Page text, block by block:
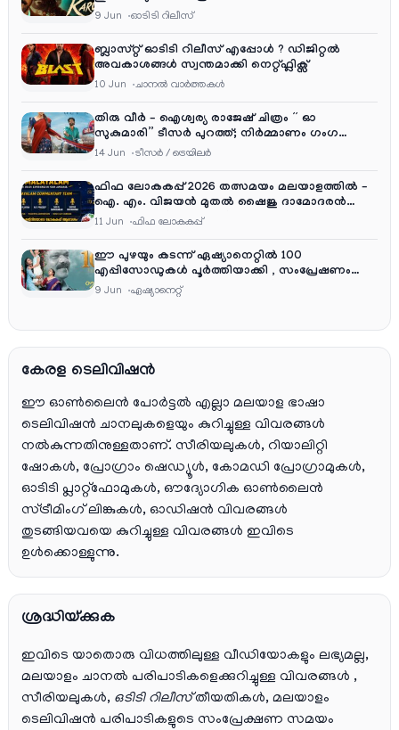
9 Jun ഓടിടി റിലീസ്
ബ്ലാസ്റ്റ് ഓടിടി റിലീസ് എപ്പോൾ ? ഡിജിറ്റൽ
അവകാശങ്ങൾ സ്വന്തമാക്കി നെറ്റ്ഫ്ലിക്സ്
10 Jun ചാനല്‍ വാര്‍ത്തകള്‍
തിരു വീർ – ഐശ്വര്യ രാജേഷ് ചിത്രം ” ഓ
സുകുമാരി” ടീസർ പുറത്ത്; നിർമ്മാണം ഗംഗ
എന്റർടൈൻമെന്റ്‌സ്
14 Jun ടീസര്‍ / ട്രെയിലര്‍
ഫിഫ ലോകകപ്പ് 2026 തത്സമയം മലയാളത്തിൽ –
ഐ. എം. വിജയൻ മുതൽ ഷൈജു ദാമോദരൻ
വരെ കമന്ററി സംഘത്തിൽ
11 Jun ഫിഫ ലോകകപ്പ്
ഈ പുഴയും കടന്ന് ഏഷ്യാനെറ്റിൽ 100
എപ്പിസോഡുകൾ പൂർത്തിയാക്കി , സംപ്രേഷണം
തിങ്കൾ മുതൽ വെള്ളി വരെ രാത്രി 9:30 ന്
9 Jun ഏഷ്യാനെറ്റ്‌
കേരള ടെലിവിഷൻ
ഈ ഓൺലൈൻ പോർട്ടൽ എല്ലാ മലയാള ഭാഷാ
ടെലിവിഷൻ ചാനലുകളെയും കുറിച്ചുള്ള വിവരങ്ങൾ
നൽകുന്നതിനുള്ളതാണ്. സീരിയലുകൾ, റിയാലിറ്റി
ഷോകൾ, പ്രോഗ്രാം ഷെഡ്യൂൾ, കോമഡി പ്രോഗ്രാമുകൾ,
ഓടിടി പ്ലാറ്റ്‌ഫോമുകൾ, ഔദ്യോഗിക ഓൺലൈൻ
സ്ട്രീമിംഗ് ലിങ്കുകൾ, ഓഡിഷൻ വിവരങ്ങൾ
തുടങ്ങിയവയെ കുറിച്ചുള്ള വിവരങ്ങൾ ഇവിടെ
ഉൾക്കൊള്ളുന്നു.
ശ്രദ്ധിയ്ക്കുക
ഇവിടെ യാതൊരു വിധത്തിലുള്ള വീഡിയോകളും ലഭ്യമല്ല,
മലയാളം ചാനല്‍ പരിപാടികളെക്കുറിച്ചുള്ള വിവരങ്ങള്‍ ,
സീരിയലുകള്‍, ഒടിടി റിലീസ്തീയതികള്‍, മലയാളം
ടെലിവിഷന്‍ പരിപാടികളുടെ സംപ്രേക്ഷണ സമയം